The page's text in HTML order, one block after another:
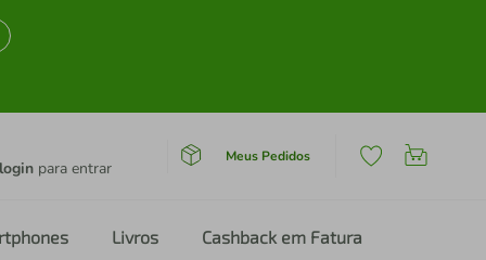
login para entrar
Meus Pedidos
Livros Cashback em Fatura